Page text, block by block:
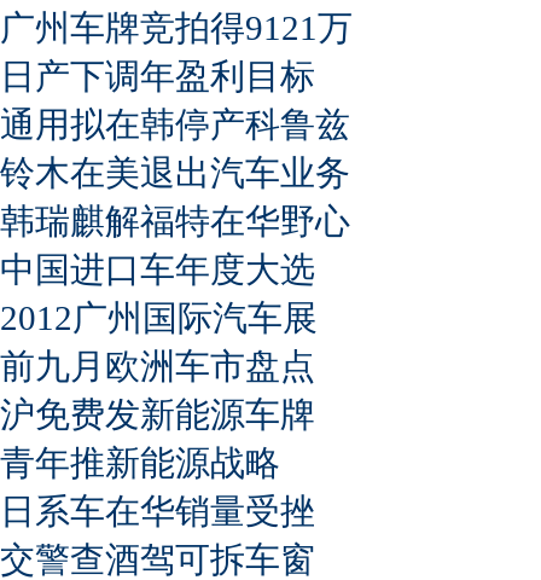
广州车牌竞拍得9121万
日产下调年盈利目标
通用拟在韩停产科鲁兹
铃木在美退出汽车业务
韩瑞麒解福特在华野心
中国进口车年度大选
2012广州国际汽车展
前九月欧洲车市盘点
沪免费发新能源车牌
青年推新能源战略
日系车在华销量受挫
交警查酒驾可拆车窗